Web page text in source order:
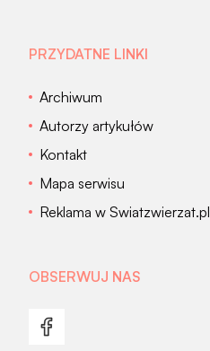
PRZYDATNE LINKI
Archiwum
Autorzy artykułów
Kontakt
Mapa serwisu
Reklama w Swiatzwierzat.pl
OBSERWUJ NAS